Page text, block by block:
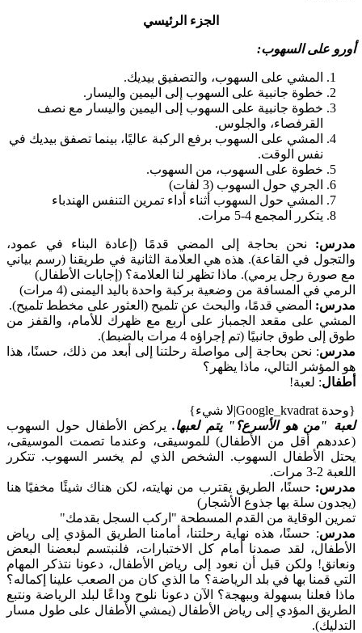
الجزء الرئيسي
أورو على السهوب:
المشي على السهوب، والتصفيق بيديك.
خطوة جانبية على السهوب إلى اليمين واليسار.
خطوة جانبية على السهوب إلى اليمين واليسار مع نصف
القرفصاء، والجلوس.
المشي على السهوب برفع الركبة عاليًا، بينما تصفق بيديك في
نفس الوقت.
خطوة على السهوب، من السهوب.
الجري حول السهوب (3 لفات)
المشي حول السهوب أثناء أداء تمرين التنفس الهندباء
يتكرر المجمع 4-5 مرات.
مدرس: نحن بحاجة إلى المضي قدمًا (إعادة البناء في عمود،
والتجول في القاعة). هذه هي العلامة الثانية في طريقنا (رسم بياني
مع صورة رجل يرمي). ماذا تظهر لنا العلامة؟ (إجابات الأطفال)
الرمي في المسافة من وضعية بركبة واحدة باليد اليمنى (4 مرات)
مدرس: المضي قدمًا، والبحث عن تلميح (العثور على مخطط تلميح).
المشي على مقعد الجمباز على أربع مع ظهرك للأمام، والقفز من
طوق إلى طوق جانبيًا (تم إجراؤه 4 مرات بالضبط).
مدرس: نحن بحاجة إلى مواصلة رحلتنا إلى أبعد من ذلك، حسنًا، هذا
هو المؤشر التالي، ماذا يظهر؟
أطفال: لعبة!
{وحدة Google_kvadrat|لا شيء}
لعبة "من هو الأسرع؟" يتم لعبها.يركض الأطفال حول السهوب
(عددهم أقل من الأطفال) للموسيقى، وعندما تصمت الموسيقى،
يحتل الأطفال السهوب. الشخص الذي لم يخسر السهوب. تتكرر
اللعبة 2-3 مرات.
مدرس: حسنًا، الطريق يقترب من نهايته، لكن هناك شيئًا مخفيًا هنا
(يجدون سلة بها جذوع الأشجار)
تمرين الوقاية من القدم المسطحة "اركب السجل بقدمك"
مدرس: حسنًا، هذه نهاية رحلتنا، أمامنا الطريق المؤدي إلى رياض
الأطفال، لقد صمدنا أمام كل الاختبارات، فلنبتسم لبعضنا البعض
ونعانق! ولكن قبل أن نعود إلى رياض الأطفال، دعونا نتذكر المهام
التي قمنا بها في بلد الرياضة؟ ما الذي كان من الصعب علينا إكماله؟
ماذا فعلنا بسهولة وببهجة؟ الآن دعونا نلوح وداعًا لبلد الرياضة ونتبع
الطريق المؤدي إلى رياض الأطفال (يمشي الأطفال على طول مسار
التدليك).